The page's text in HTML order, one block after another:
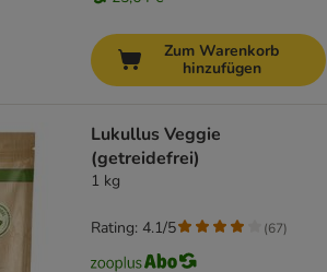
Zum Warenkorb
hinzufügen
Lukullus Veggie
(getreidefrei)
1 kg
Rating: 4.1/5 (67)